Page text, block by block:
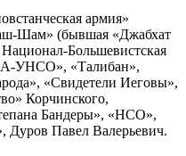
армия»
Шам» (бывшая «Джабхат
Большевистская
УНСО», «Талибан»,
«Свидетели Иеговы»,
Корчинского,
Бандеры», «НСО»,
Дуров Павел Валерьевич.